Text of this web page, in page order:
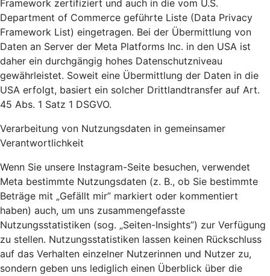
Framework zertifiziert und auch in die vom U.S.
Department of Commerce geführte Liste (Data Privacy
Framework List) eingetragen. Bei der Übermittlung von
Daten an Server der Meta Platforms Inc. in den USA ist
daher ein durchgängig hohes Datenschutzniveau
gewährleistet. Soweit eine Übermittlung der Daten in die
USA erfolgt, basiert ein solcher Drittlandtransfer auf Art.
45 Abs. 1 Satz 1 DSGVO.
Verarbeitung von Nutzungsdaten in gemeinsamer
Verantwortlichkeit
Wenn Sie unsere Instagram-Seite besuchen, verwendet
Meta bestimmte Nutzungsdaten (z. B., ob Sie bestimmte
Beträge mit „Gefällt mir” markiert oder kommentiert
haben) auch, um uns zusammengefasste
Nutzungsstatistiken (sog. „Seiten-Insights”) zur Verfügung
zu stellen. Nutzungsstatistiken lassen keinen Rückschluss
auf das Verhalten einzelner Nutzerinnen und Nutzer zu,
sondern geben uns lediglich einen Überblick über die